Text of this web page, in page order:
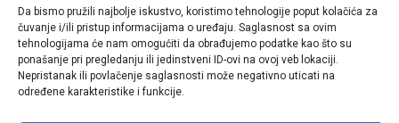
Da bismo pružili najbolje iskustvo, koristimo tehnologije poput kolačića za
čuvanje i/ili pristup informacijama o uređaju. Saglasnost sa ovim
tehnologijama će nam omogućiti da obrađujemo podatke kao što su
ponašanje pri pregledanju ili jedinstveni ID-ovi na ovoj veb lokaciji.
Nepristanak ili povlačenje saglasnosti može negativno uticati na
određene karakteristike i funkcije.
Mi smo moderni portal zabavnog karaktera koji donosi vijesti i
priče iz života, svijeta showbiza, lifestyle-a i popularne kulture.